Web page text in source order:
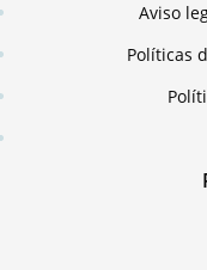
Aviso
Políticas